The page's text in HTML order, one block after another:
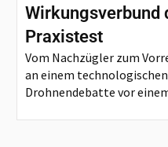
Wirkungsverbund
Praxistest
Vom Nachzügler zum
an einem
Drohnendebatte vor